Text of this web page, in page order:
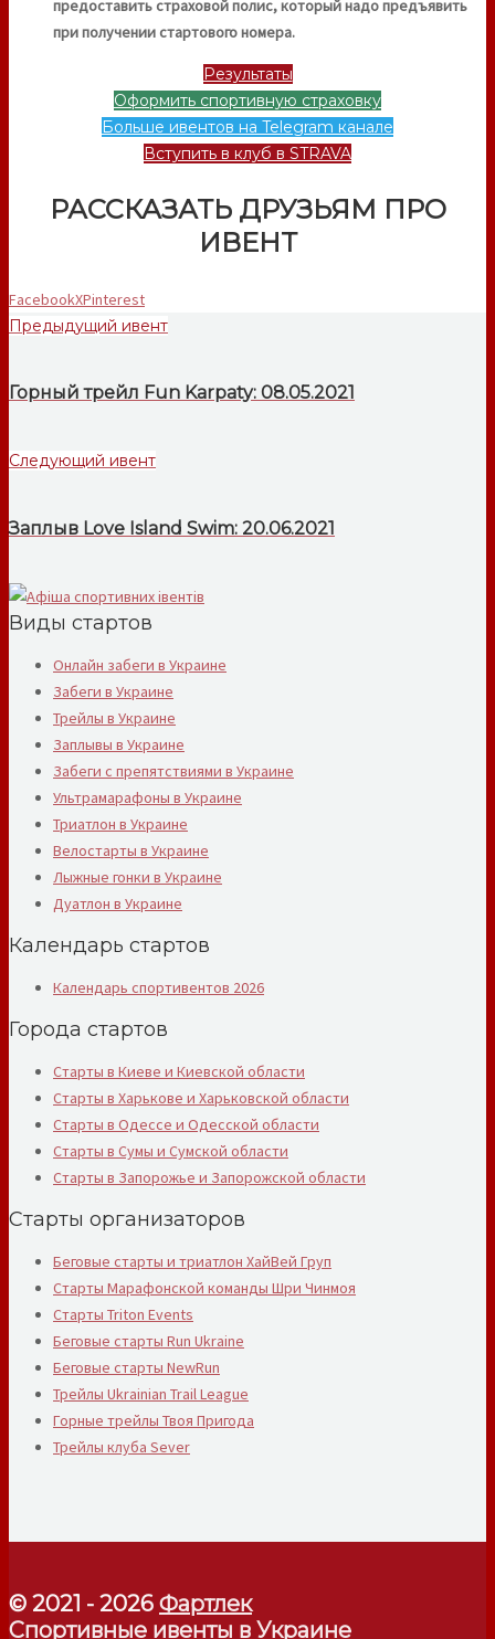
предоставить страховой полис, который надо предъявить
при получении стартового номера.
Результаты
Оформить спортивную страховку
Больше ивентов на Telegram канале
Вступить в клуб в STRAVA
РАССКАЗАТЬ ДРУЗЬЯМ ПРО
ИВЕНТ
FacebookXPinterest
Предыдущий ивент
Горный трейл Fun Karpaty: 08.05.2021
Следующий ивент
Заплыв Love Island Swim: 20.06.2021
Виды стартов
Онлайн забеги в Украине
Забеги в Украине
Трейлы в Украине
Заплывы в Украине
Забеги с препятствиями в Украине
Ультрамарафоны в Украине
Триатлон в Украине
Велостарты в Украине
Лыжные гонки в Украине
Дуатлон в Украине
Календарь стартов
Календарь спортивентов 2026
Города стартов
Старты в Киеве и Киевской области
Старты в Харькове и Харьковской области
Старты в Одессе и Одесской области
Старты в Сумы и Сумской области
Старты в Запорожье и Запорожской области
Старты организаторов
Беговые старты и триатлон ХайВей Груп
Старты Марафонской команды Шри Чинмоя
Старты Triton Events
Беговые старты Run Ukraine
Беговые старты NewRun
Трейлы Ukrainian Trail League
Горные трейлы Твоя Пригода
Трейлы клуба Sever
© 2021 - 2026 Фартлек
Спортивные ивенты в Украине